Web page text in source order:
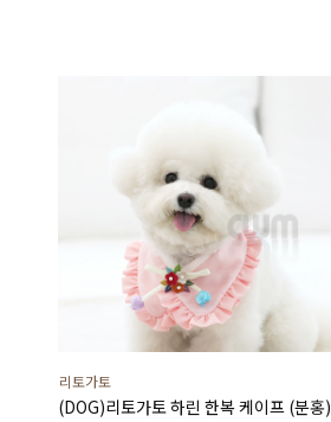
리토가토
(DOG)리토가토 하린 한복 케이프 (분홍)